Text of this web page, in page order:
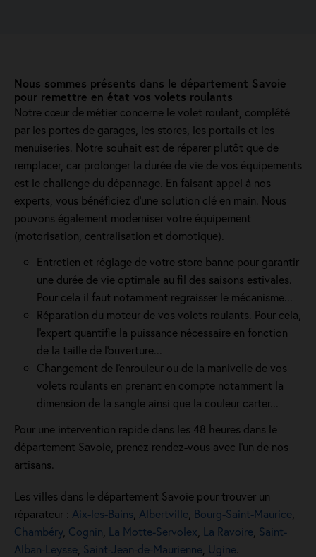
Nous sommes présents dans le département Savoie
pour remettre en état vos volets roulants
Notre cœur de métier concerne le volet roulant, complété
par les portes de garages, les stores, les portails et les
menuiseries. Notre souhait est de réparer plutôt que de
remplacer, car prolonger la durée de vie de vos équipements
est le challenge du dépannage. En faisant appel à nos
experts, vous bénéficiez d'une solution clé en main. Nous
pouvons également moderniser votre équipement
(motorisation, centralisation et domotique).
Entretien et réglage de votre store banne pour garantir
une durée de vie optimale au fil des saisons estivales.
Pour cela il faut notamment regraisser le mécanisme...
Réparation du moteur de vos volets roulants. Pour cela,
l'expert quantifie la puissance nécessaire en fonction
de la taille de l'ouverture...
Changement de l'enrouleur ou de la manivelle de vos
volets roulants en prenant en compte notamment la
dimension de la sangle ainsi que la couleur carter...
Pour une intervention rapide dans les 48 heures dans le
département Savoie, prenez rendez-vous avec l'un de nos
artisans.
Les villes dans le département Savoie pour trouver un
réparateur : Aix-les-Bains Albertville Bourg-Saint-Maurice
Chambéry, Cognin La Motte-Servolex La Ravoire Saint-
Alban-Leysse Saint-Jean-de-Maurienne Ugine.